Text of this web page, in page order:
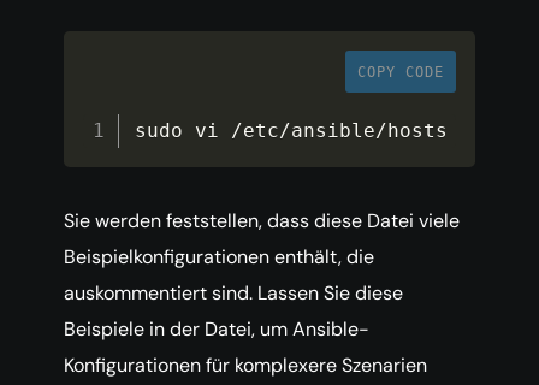
COPY CODE
sudo vi /etc/ansible/ hosts
Sie werden feststellen, dass diese Datei viele
Beispielkonfigurationen enthält, die
auskommentiert sind. Lassen Sie diese
Beispiele in der Datei, um Ansible-
Konfigurationen für komplexere Szenarien